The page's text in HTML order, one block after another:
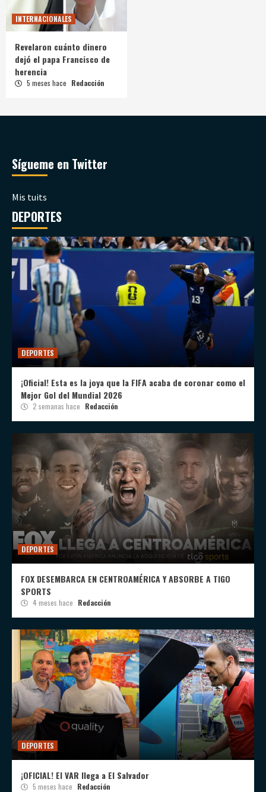
INTERNACIONALES
Revelaron cuánto dinero
dejó el papa Francisco de
herencia
5 meses hace Redacción
Sígueme en Twitter
Mis tuits
DEPORTES
DEPORTES
¡Oficial! Esta es la joya que la FIFA acaba de coronar como el
Mejor Gol del Mundial 2026
2 semanas hace Redacción
DEPORTES
FOX DESEMBARCA EN CENTROAMÉRICA Y ABSORBE A TIGO
SPORTS
4 meses hace Redacción
DEPORTES
¡OFICIAL! El VAR llega a El Salvador
5 meses hace Redacción